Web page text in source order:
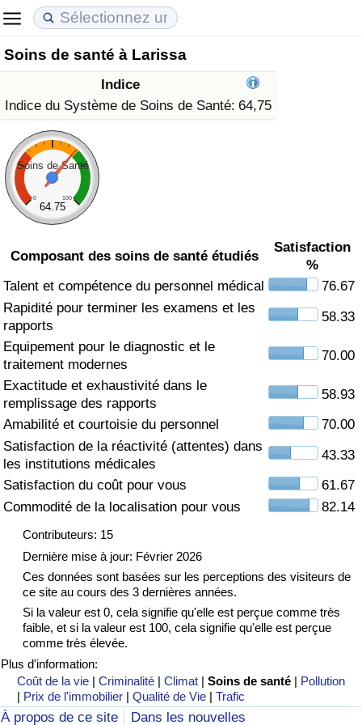
Soins de santé à Larissa
Indice
Indice du Système de Soins de Santé: 64,75
Soins de Santé
0 100
64.75
Composant des soins de santé étudiés
Satisfaction
%
Talent et compétence du personnel médical
76.67
Rapidité pour terminer les examens et les
rapports
58.33
Equipement pour le diagnostic et le
traitement modernes
70.00
Exactitude et exhaustivité dans le
remplissage des rapports
58.93
Amabilité et courtoisie du personnel
70.00
Satisfaction de la réactivité (attentes) dans
les institutions médicales
43.33
Satisfaction du coût pour vous
61.67
Commodité de la localisation pour vous
82.14
Contributeurs: 15
Dernière mise à jour: Février 2026
Ces données sont basées sur les perceptions des visiteurs de
ce site au cours des 3 dernières années.
Si la valeur est 0, cela signifie qu'elle est perçue comme très
faible, et si la valeur est 100, cela signifie qu'elle est perçue
comme très élevée.
Plus d'information:
Coût de la vie |Criminalité |Climat |Soins de santé | Pollution
| Prix de l'immobilier |Qualité de Vie |Trafic
À propos de ce site Dans les nouvelles
Coût de la vie
Indice du Coût de la Vie (Actuel)
Indice du Coût de la Vie
Indice du coût de la vie par pays
à Akaba
Prix de l'immobilier
Indice des Prix de l'immobilier (Actuel)
Indice des Prix de l'immobilier
Indice des Prix de l'immobilier par Pays
Qualité de Vie
Indice de Qualité de Vie
Indice de Qualité de Vie (Actuel)
Indice de qualité de vie par pays
Criminalité
Indice de Criminalité (Actuel)
Indice de Criminalité
Indice de criminalité par pays
Soins de santé
Indice des soins de santé (Actuel)
Indice des soins de santé
Indice des soins de santé par Pays
Pollution
Indice de Pollution (Actuel)
Indice de pollution
Indice de Pollution par Pays
Trafic